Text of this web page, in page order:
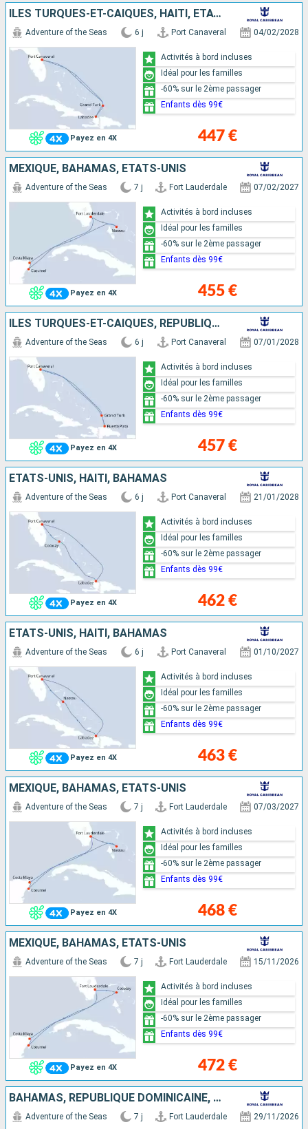
ÎLES TURQUES-ET-CAÏQUES, HAÏTI, ÉTATS-UNIS
Payez en 4X
Adventure of the Seas 6 j Port Canaveral 04/02/2028
447 €
Activités à bord incluses
Idéal pour les familles
-60% sur le 2ème passager
Enfants dès 99€
MEXIQUE, BAHAMAS, ÉTATS-UNIS
Payez en 4X
Adventure of the Seas 7 j Fort Lauderdale 07/02/2027
455 €
Activités à bord incluses
Idéal pour les familles
-60% sur le 2ème passager
Enfants dès 99€
ÎLES TURQUES-ET-CAÏQUES, RÉPUBLIQUE DOMINICAINE, ÉTATS-UNIS
Payez en 4X
Adventure of the Seas 6 j Port Canaveral 07/01/2028
457 €
Activités à bord incluses
Idéal pour les familles
-60% sur le 2ème passager
Enfants dès 99€
ÉTATS-UNIS, HAÏTI, BAHAMAS
Payez en 4X
Adventure of the Seas 6 j Port Canaveral 21/01/2028
462 €
Activités à bord incluses
Idéal pour les familles
-60% sur le 2ème passager
Enfants dès 99€
ÉTATS-UNIS, HAÏTI, BAHAMAS
Payez en 4X
Adventure of the Seas 6 j Port Canaveral 01/10/2027
463 €
Activités à bord incluses
Idéal pour les familles
-60% sur le 2ème passager
Enfants dès 99€
MEXIQUE, BAHAMAS, ÉTATS-UNIS
Payez en 4X
Adventure of the Seas 7 j Fort Lauderdale 07/03/2027
468 €
Activités à bord incluses
Idéal pour les familles
-60% sur le 2ème passager
Enfants dès 99€
MEXIQUE, BAHAMAS, ÉTATS-UNIS
Payez en 4X
Adventure of the Seas 7 j Fort Lauderdale 15/11/2026
472 €
Activités à bord incluses
Idéal pour les familles
-60% sur le 2ème passager
Enfants dès 99€
BAHAMAS, RÉPUBLIQUE DOMINICAINE, ÉTATS-UNIS
Adventure of the Seas 7 j Fort Lauderdale 29/11/2026